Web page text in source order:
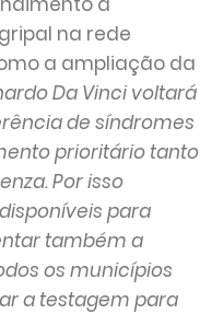
na rede
a ampliação da
Da Vinci voltará
de síndromes
prioritário tanto
Por isso
para
também a
os municípios
a testagem para